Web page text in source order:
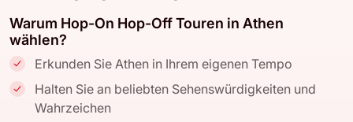
Warum Hop-On Hop-Off Touren in Athen
wählen?
Erkunden Sie Athen in Ihrem eigenen Tempo
Halten Sie an beliebten Sehenswürdigkeiten und
Wahrzeichen